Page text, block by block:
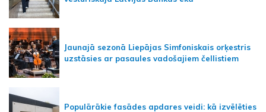
Jaunajā sezonā Liepājas Simfoniskais orķestris
uzstāsies ar pasaules vadošajiem čellistiem
Populārākie fasādes apdares veidi: kā izvēlēties